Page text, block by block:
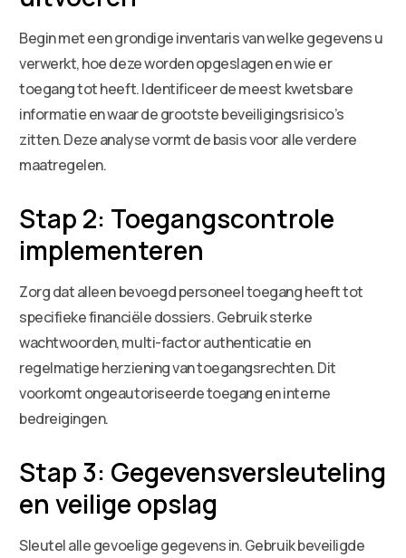
Begin met een grondige inventaris van welke gegevens u
verwerkt, hoe deze worden opgeslagen en wie er
toegang tot heeft. Identificeer de meest kwetsbare
informatie en waar de grootste beveiligingsrisico’s
zitten. Deze analyse vormt de basis voor alle verdere
maatregelen.
Stap 2: Toegangscontrole
implementeren
Zorg dat alleen bevoegd personeel toegang heeft tot
specifieke financiële dossiers. Gebruik sterke
wachtwoorden, multi-factor authenticatie en
regelmatige herziening van toegangsrechten. Dit
voorkomt ongeautoriseerde toegang en interne
bedreigingen.
Stap 3: Gegevensversleuteling
en veilige opslag
Sleutel alle gevoelige gegevens in. Gebruik beveiligde